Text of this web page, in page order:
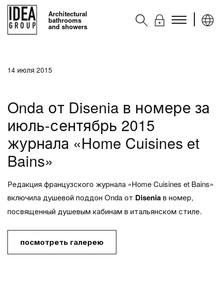
Architectural
bathrooms
and showers
Контакты
Ideagroup
14 июля 2015
Onda от Disenia в номере за
июль-сентябрь 2015
журнала «Home Cuisines et
Bains»
Редакция французского журнала «Home Cuisines et Bains»
включила душевой поддон Onda от Diseniaв номер,
посвященный душевым кабинам в итальянском стиле.
посмотреть галерею